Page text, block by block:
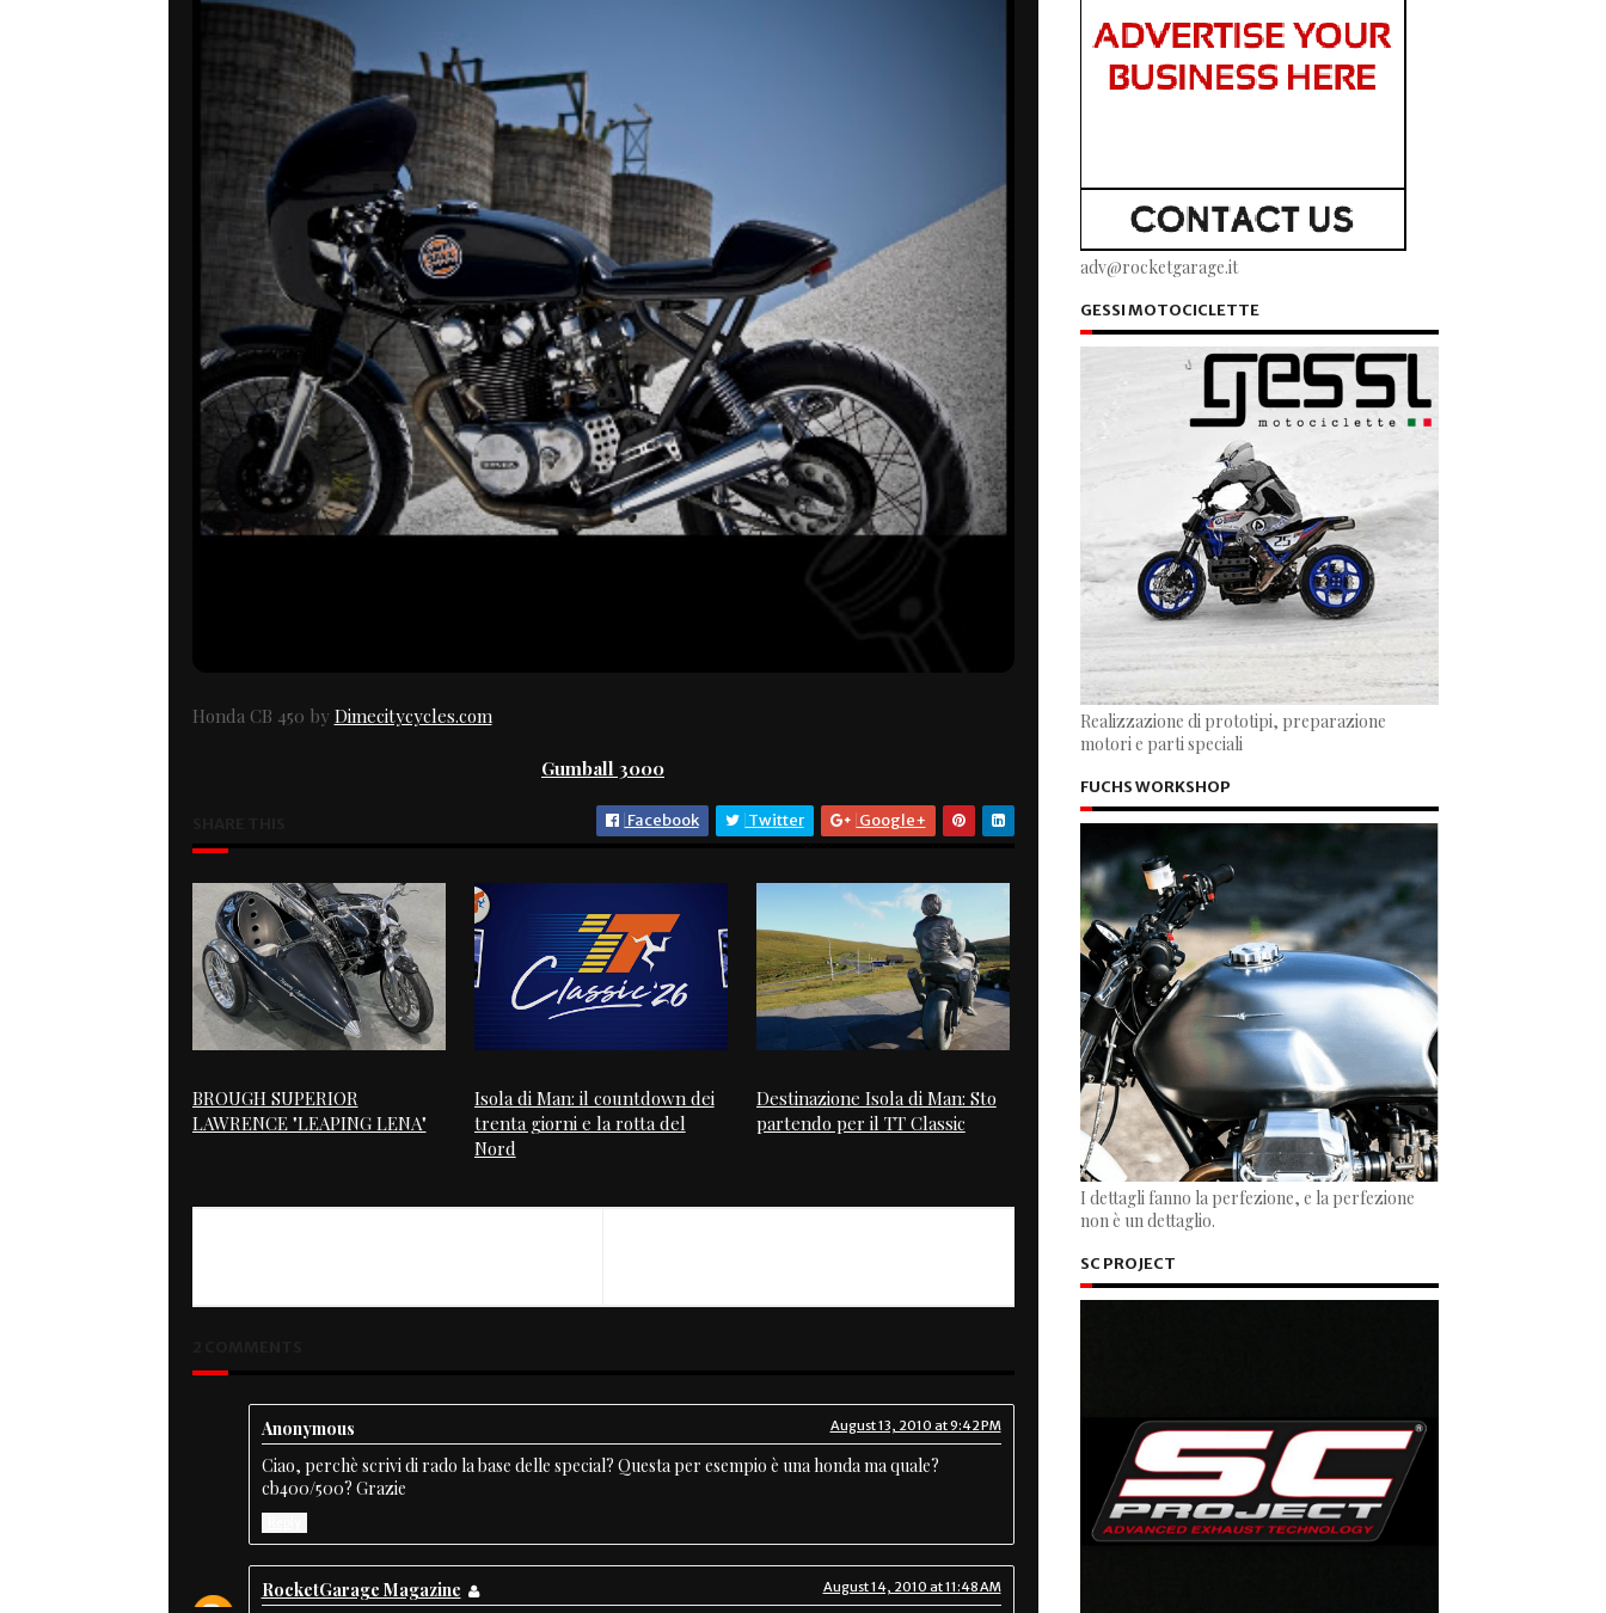
Honda CB 450 by Dimecitycycles.com
Gumball 3000
Facebook Twitter Google+
BROUGH SUPERIOR
LAWRENCE "LEAPING LENA"
Isola di Man: il countdown dei
trenta giorni e la rotta del
Nord
Destinazione Isola di Man: Sto
partendo per il TT Classic
Anonymous August 13, 2010 at 9:42 PM
Ciao, perchè scrivi di rado la base delle special? Questa per esempio è una honda ma quale?
cb400/500? Grazie
RocketGarage Magazine August 14, 2010 at 11:48 AM
adv@rocketgarage.it
GESSI MOTOCICLETTE
Realizzazione di prototipi, preparazione
motori e parti speciali
FUCHS WORKSHOP
I dettagli fanno la perfezione, e la perfezione
non è un dettaglio.
SC PROJECT